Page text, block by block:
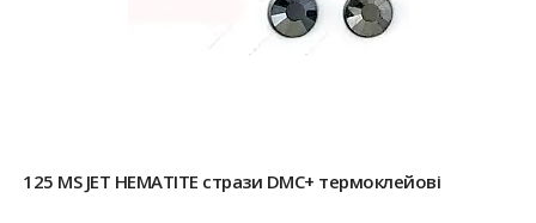
125 MS JET HEMATITE стрази DMC+ термоклейові